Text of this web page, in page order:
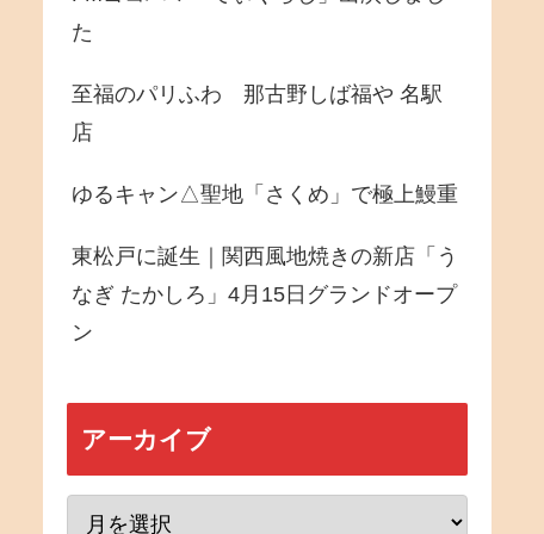
た
至福のパリふわ 那古野しば福や 名駅
店
ゆるキャン△聖地「さくめ」で極上鰻重
東松戸に誕生｜関西風地焼きの新店「う
なぎ たかしろ」4月15日グランドオープ
ン
アーカイブ